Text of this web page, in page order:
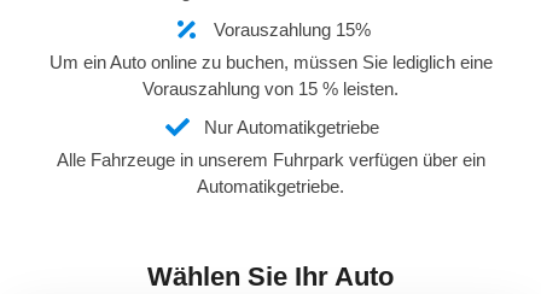
Vorauszahlung 15%
Um ein Auto online zu buchen, müssen Sie lediglich eine
Vorauszahlung von 15 % leisten.
Nur Automatikgetriebe
Alle Fahrzeuge in unserem Fuhrpark verfügen über ein
Automatikgetriebe.
Wählen Sie Ihr Auto